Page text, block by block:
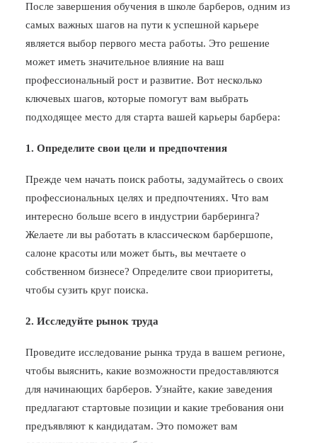
После завершения обучения в школе барберов, одним из
самых важных шагов на пути к успешной карьере
является выбор первого места работы. Это решение
может иметь значительное влияние на ваш
профессиональный рост и развитие. Вот несколько
ключевых шагов, которые помогут вам выбрать
подходящее место для старта вашей карьеры барбера:
1. Определите свои цели и предпочтения
Прежде чем начать поиск работы, задумайтесь о своих
профессиональных целях и предпочтениях. Что вам
интересно больше всего в индустрии барберинга?
Желаете ли вы работать в классическом барбершопе,
салоне красоты или может быть, вы мечтаете о
собственном бизнесе? Определите свои приоритеты,
чтобы сузить круг поиска.
2. Исследуйте рынок труда
Проведите исследование рынка труда в вашем регионе,
чтобы выяснить, какие возможности предоставляются
для начинающих барберов. Узнайте, какие заведения
предлагают стартовые позиции и какие требования они
предъявляют к кандидатам. Это поможет вам